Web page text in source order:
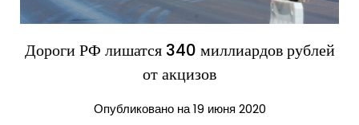
Дороги РФ лишатся 340 миллиардов рублей
от акцизов
Опубликовано на 19 июня 2020